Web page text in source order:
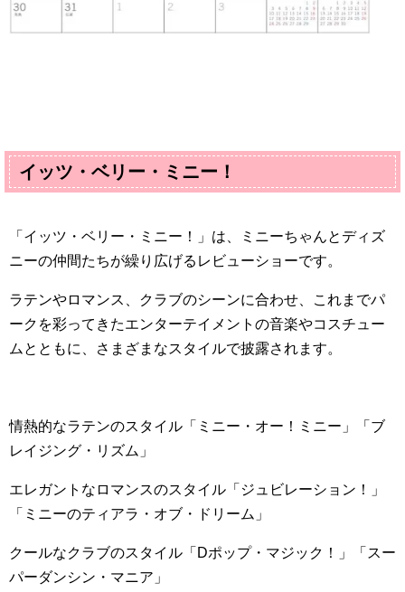
イッツ・ベリー・ミニー！
「イッツ・ベリー・ミニー！」は、ミニーちゃんとディズ
ニーの仲間たちが繰り広げるレビューショーです。
ラテンやロマンス、クラブのシーンに合わせ、これまでパ
ークを彩ってきたエンターテイメントの音楽やコスチュー
ムとともに、さまざまなスタイルで披露されます。
情熱的なラテンのスタイル「ミニー・オー！ミニー」「ブ
レイジング・リズム」
エレガントなロマンスのスタイル「ジュビレーション！」
「ミニーのティアラ・オブ・ドリーム」
クールなクラブのスタイル「 Dポップ・マジック！」「スー
パーダンシン・マニア」